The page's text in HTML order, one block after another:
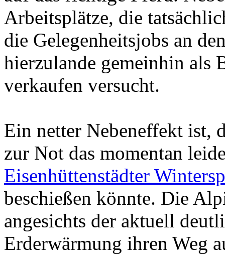
Arbeitsplätze, die
die Gelegenheitsjobs an
hierzulande gemeinhin als
verkaufen versucht.
Ein netter Nebeneffekt ist,
zur Not das momentan
Eisenhüttenstädter
beschießen könnte. Die
angesichts der aktuell
Erderwärmung ihren Weg